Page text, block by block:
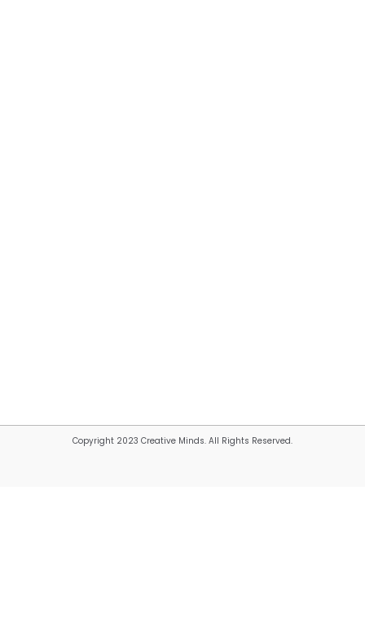
Copyright 2023 Creative Minds. All Rights Reserved.